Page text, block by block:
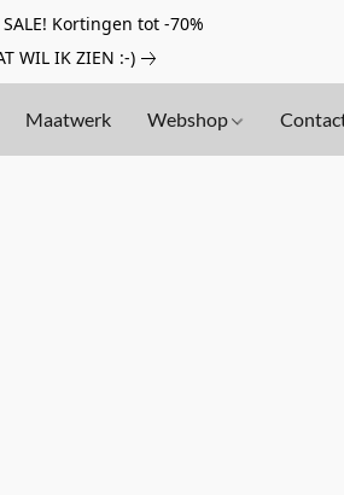
SALE! Kortingen tot -70%
WIL IK ZIEN :-)
Maatwerk Webshop